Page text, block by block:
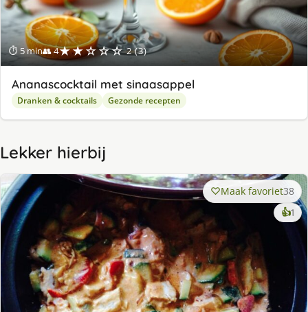
⏱ 5 min👥 4★★☆☆☆ 2 (3)
Ananascocktail met sinaasappel
Dranken & cocktails Gezonde recepten
Lekker hierbij
Maak favoriet38
👍1